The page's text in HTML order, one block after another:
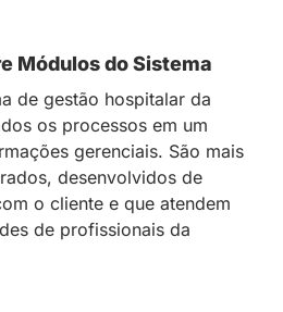
Módulos do Sistema
de gestão hospitalar da
os processos em um
gerenciais. São mais
desenvolvidos de
o cliente e que atendem
de profissionais da